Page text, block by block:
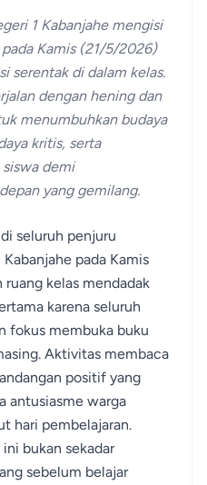
1 Kabanjahe mengisi
Kamis (21/5/2026)
serentak di dalam kelas.
dengan hening dan
menumbuhkan budaya
kritis, serta
demi
yang gemilang.
seluruh penjuru
pada Kamis
kelas mendadak
karena seluruh
fokus membuka buku
Aktivitas membaca
positif yang
antusiasme warga
hari pembelajaran.
bukan sekadar
sebelum belajar